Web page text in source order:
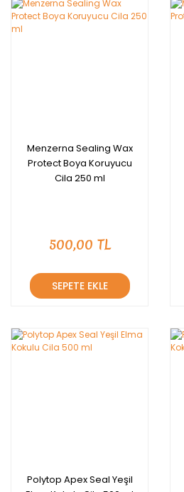
Menzerna Sealing Wax
Protect Boya Koruyucu
Cila 250 ml
500,00 TL
SEPETE EKLE
Polytop Apex Seal Yeşil